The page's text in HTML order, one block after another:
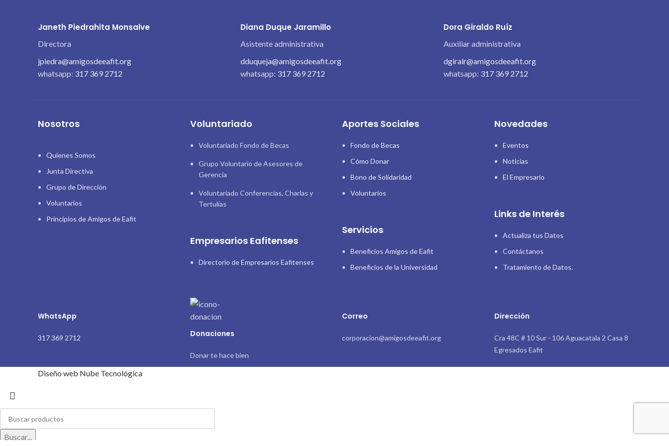
Janeth Piedrahita Monsalve
Directora
jpiedra@amigosdeeafit.org
whatsapp: 317 369 2712
Diana Duque Jaramillo
Asistente administrativa
dduqueja@amigosdeeafit.org
whatsapp: 317 369 2712
Dora Giraldo Ruíz
Auxiliar administrativa
dgiralr@amigosdeeafit.org
whatsapp: 317 369 2712
Nosotros
Quienes Somos
Junta Directiva
Grupo de Dirección
Voluntarios
Principios de Amigos de Eafit
Voluntariado
Voluntariado Fondo de Becas
Grupo Voluntario de Asesores de
Gerencia
Voluntariado Conferencias, Charlas y
Tertulias
Empresarios Eafitenses
Directorio de Empresarios Eafitenses
Aportes Sociales
Fondo de Becas
Cómo Donar
Bono de Solidaridad
Voluntarios
Servicios
Beneficios Amigos de Eafit
Beneficios de la Universidad
Novedades
Eventos
Noticias
El Empresario
Links de Interés
Actualiza tus Datos
Contáctanos
Tratamiento de Datos.
WhatsApp
317 369 2712 Donaciones
Donar te hace bien
Correo
corporacion@amigosdeeafit.org
Dirección
Cra 48C # 10 Sur - 106 Aguacatala 2 Casa 8
Egresados Eafit
Diseño web Nube Tecnológica
Buscar...